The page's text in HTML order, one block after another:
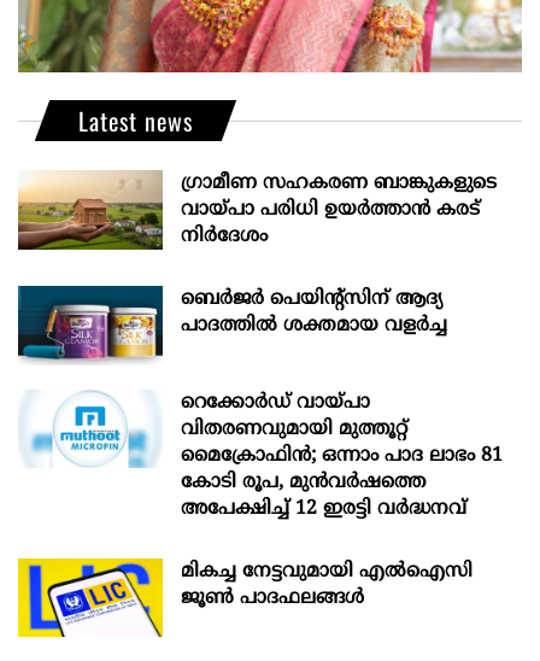
Latest news
ഗ്രാമീണ സഹകരണ ബാങ്കുകളുടെ
വായ്പാ പരിധി ഉയർത്താൻ കരട്
നിർദേശം
ബെർജർ പെയിന്റ്സിന് ആദ്യ
പാദത്തിൽ ശക്തമായ വളർച്ച
റെക്കോർഡ് വായ്പാ
വിതരണവുമായി മുത്തൂറ്റ്
മൈക്രോഫിൻ; ഒന്നാം പാദ ലാഭം 81
കോടി രൂപ, മുൻവർഷത്തെ
അപേക്ഷിച്ച് 12 ഇരട്ടി വർദ്ധനവ്
മികച്ച നേട്ടവുമായി എൽഐസി
ജൂൺ പാദഫലങ്ങൾ